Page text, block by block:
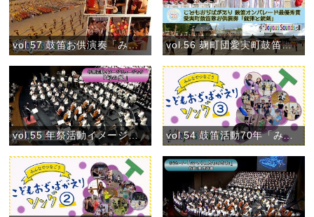
vol.57 鼓笛お供演奏「みちのこ キラリ」（7月30日） vol.56 麹町団愛実町鼓笛隊 お供演奏「銃弾と銃剣」
vol.55 年祭活動イメージミュージック「旬の風」 vol.54 鼓笛活動70年「みんなでつなごう〝こどもおぢばがえりソング♪〟③」(2024)